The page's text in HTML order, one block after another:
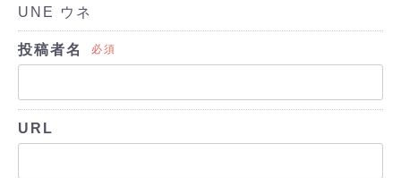
UNE ウネ
投稿者名 必須
URL